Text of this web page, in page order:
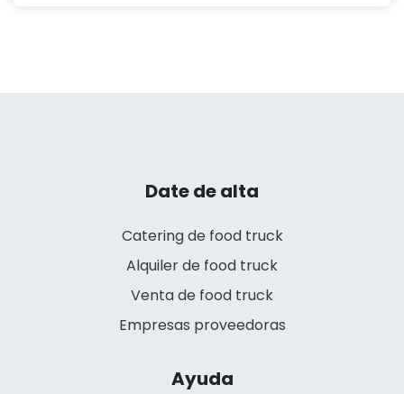
Date de alta
Catering de food truck
Alquiler de food truck
Venta de food truck
Empresas proveedoras
Ayuda